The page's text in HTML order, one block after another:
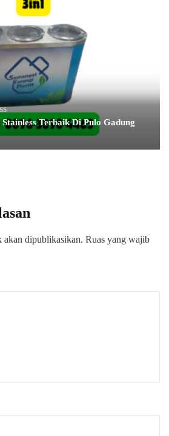
Terbaik Di Pulo Gadung
akan dipublikasikan. Ruas yang wajib